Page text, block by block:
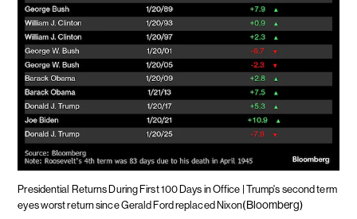
Presidential Returns During First 100 Days in Office | Trump's second term
eyes worst return since Gerald Ford replaced Nixon(Bloomberg)